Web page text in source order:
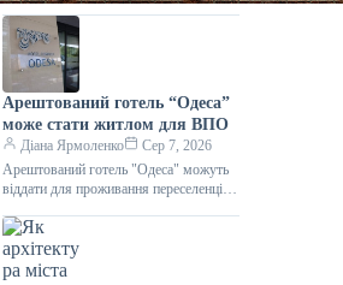
Конотоп Сумської області виставили
на продаж 100% корпоративних прав
діючого агропереробного
Арештований готель “Одеса”
може стати житлом для ВПО
Діана Ярмоленко
Сер 7, 2026
Арештований готель "Одеса" можуть
віддати для проживання переселенців /
може стати першим арештованим
об’єктом нерухомості,